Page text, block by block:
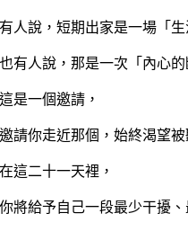
人說，短期出家是一場「生
有人說，那是一次「內心的
是一個邀請，
請你走近那個，始終渴望被
這二十一天裡，
將給予自己一段最少干擾、